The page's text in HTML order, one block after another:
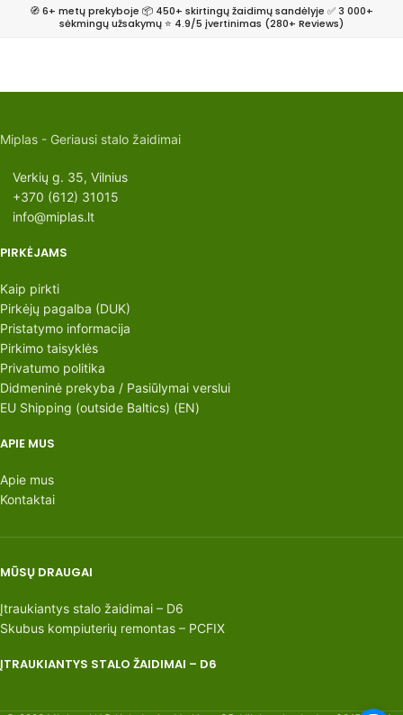
🧭 6+ metų prekyboje 📦 450+ skirtingų žaidimų sandėlyje ✅ 3 000+
sėkmingų užsakymų ⭐ 4.9/5 įvertinimas (280+ Reviews)
Miplas - Geriausi stalo žaidimai
Verkių g. 35, Vilnius
+370 (612) 31015
info@miplas.lt
PIRKĖJAMS
Kaip pirkti
Pirkėjų pagalba (DUK)
Pristatymo informacija
Pirkimo taisyklės
Privatumo politika
Didmeninė prekyba / Pasiūlymai verslui
EU Shipping (outside Baltics) (EN)
APIE MUS
Apie mus
Kontaktai
MŪSŲ DRAUGAI
Įtraukiantys stalo žaidimai – D6
Skubus kompiuterių remontas – PCFIX
ĮTRAUKIANTYS STALO ŽAIDIMAI – D6